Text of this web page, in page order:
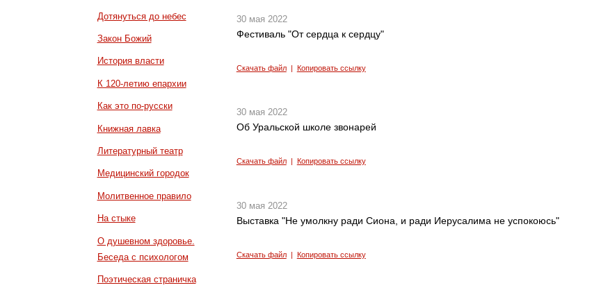
Дотянуться до небес
Закон Божий
История власти
К 120-летию епархии
Как это по-русски
Книжная лавка
Литературный театр
Медицинский городок
Молитвенное правило
На стыке
О душевном здоровье.
Беседа с психологом
Поэтическая страничка
30 мая 2022
Фестиваль "От сердца к сердцу"
Скачать файл| Копировать ссылку
30 мая 2022
Об Уральской школе звонарей
Скачать файл| Копировать ссылку
30 мая 2022
Выставка "Не умолкну ради Сиона, и ради Иерусалима не успокоюсь"
Скачать файл| Копировать ссылку